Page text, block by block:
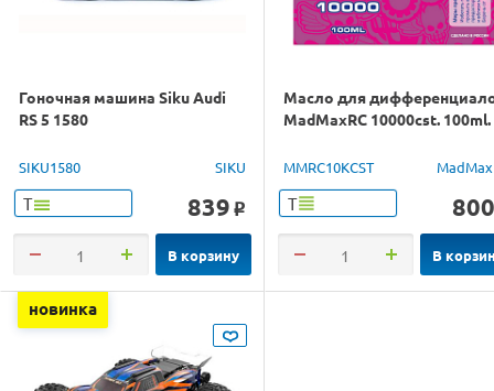
Гоночная машина Siku Audi
RS 5 1580
SIKU1580 SIKU
Т 839 o
В корзину
Масло для
MadMaxRC 10000cst. 100ml.
MMRC10KCST
Т 800
В
новинка